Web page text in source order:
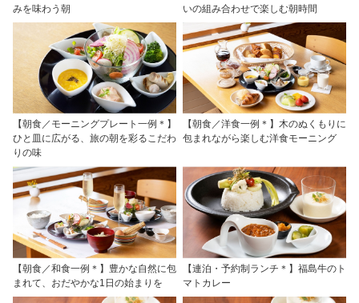
みを味わう朝 いの組み合わせで楽しむ朝時間
【朝食／モーニングプレート一例＊】
ひと皿に広がる、旅の朝を彩るこだわ
りの味
【朝食／洋食一例＊】木のぬくもりに
包まれながら楽しむ洋食モーニング
【朝食／和食一例＊】豊かな自然に包
まれて、おだやかな1日の始まりを
【連泊・予約制ランチ＊】福島牛のト
マトカレー